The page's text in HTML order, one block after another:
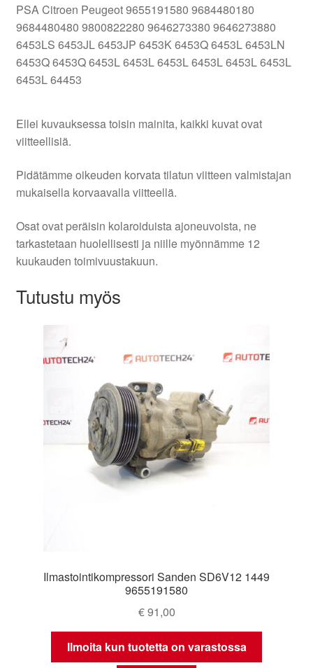
PSA Citroen Peugeot 9655191580 9684480180
9684480480 9800822280 9646273380 9646273880
6453LS 6453JL 6453JP 6453K 6453Q 6453L 6453LN
6453Q 6453Q 6453L 6453L 6453L 6453L 6453L 6453L
6453L 64453
Ellei kuvauksessa toisin mainita, kaikki kuvat ovat
viitteellisiä.
Pidätämme oikeuden korvata tilatun viitteen valmistajan
mukaisella korvaavalla viitteellä.
Osat ovat peräisin kolaroiduista ajoneuvoista, ne
tarkastetaan huolellisesti ja niille myönnämme 12
kuukauden toimivuustakuun.
Tutustu myös
Ilmastointikompressori Sanden SD6V12 1449
9655191580
€91,00
Ilmoita kun tuotetta on varastossa